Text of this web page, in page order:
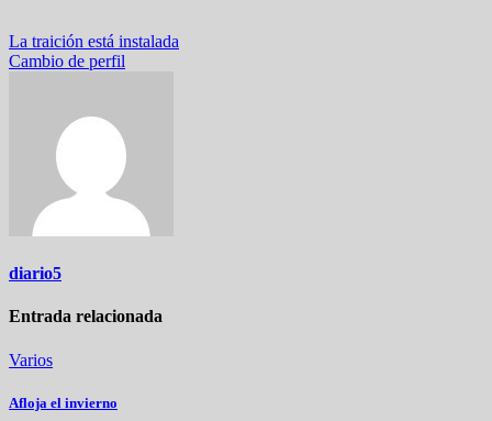
Navegación
de
La traición está instalada
Cambio de perfil
diario5
Entrada relacionada
Varios
Afloja el invierno